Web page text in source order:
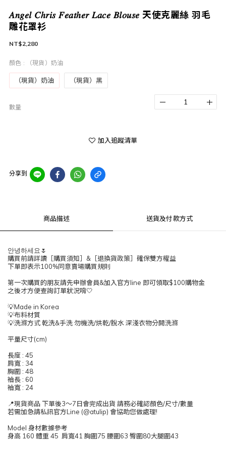
𝐴𝑛𝑔𝑒𝑙 𝐶ℎ𝑟𝑖𝑠 𝐹𝑒𝑎𝑡ℎ𝑒𝑟 𝐿𝑎𝑐𝑒 𝐵𝑙𝑜𝑢𝑠𝑒 天使克麗絲 羽毛
雕花罩衫
NT$2,280
顏色 : （現貨）奶油
（現貨）奶油 （現貨）黑
數量
加入追蹤清單
分享到
商品描述 送貨及付款方式
안녕하세요🌷
購買前請詳讀［購買須知］&［退換貨政策］確保雙方權益
下單即表示100%同意賣場購買規則
第一次購買的朋友請先申辦會員&加入官方line 即可領取$100購物金
之後才方便查詢訂單狀況唷🤍
💡Made in Korea
💡布料材質
💡洗滌方式 乾洗&手洗 勿機洗/烘乾/脫水 深淺衣物分開洗滌
平量尺寸(cm)
長度 : 45
肩寬 : 34
胸圍 : 48
袖長 : 60
袖寬 : 24
📍現貨商品 下單後3～7日會完成出貨 請務必確認顏色/尺寸/數量
若需加急請私訊官方Line (@atulip) 會協助您做處理!
Model 身材數據參考
身高 160 體重 45 肩寬41 胸圍75 腰圍63 臀圍80大腿圍43